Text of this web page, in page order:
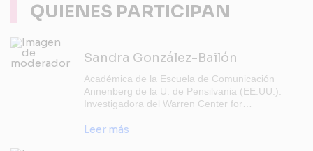
QUIENES PARTICIPAN
Sandra González-Bailón
Académica de la Escuela de Comunicación
Annenberg de la U. de Pensilvania (EE.UU.).
Investigadora del Warren Center for…
Leer más